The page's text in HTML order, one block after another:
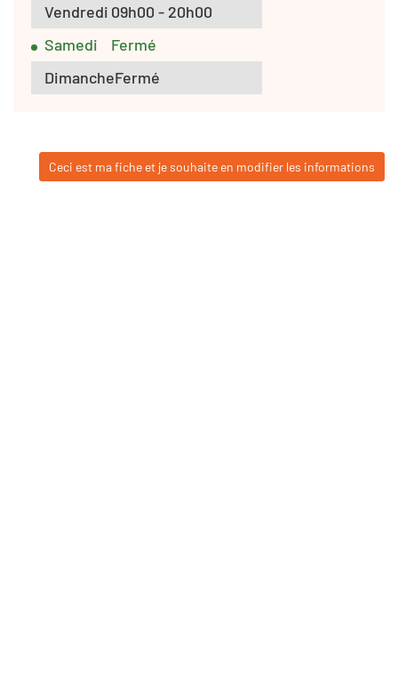
Vendredi 09h00 - 20h00
Samedi
Fermé
DimancheFermé
Ceci est ma fiche et je souhaite en modifier les informations